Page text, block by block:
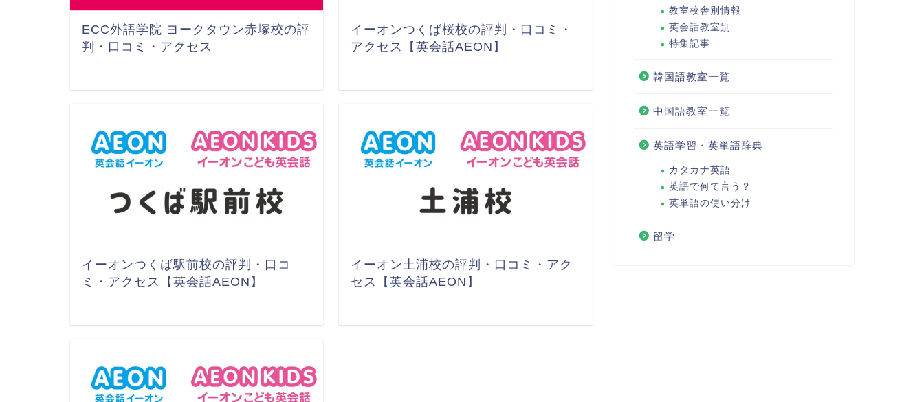
ECC外語学院 ヨークタウン赤塚校の評
判・口コミ・アクセス
イーオンつくば桜校の評判・口コミ・
アクセス【英会話AEON】
イーオンつくば駅前校の評判・口コ
ミ・アクセス【英会話AEON】
イーオン土浦校の評判・口コミ・アク
セス【英会話AEON】
教室校舎別情報
英会話教室別
特集記事
韓国語教室一覧
中国語教室一覧
英語学習・英単語辞典
カタカナ英語
英語で何て言う？
英単語の使い分け
留学